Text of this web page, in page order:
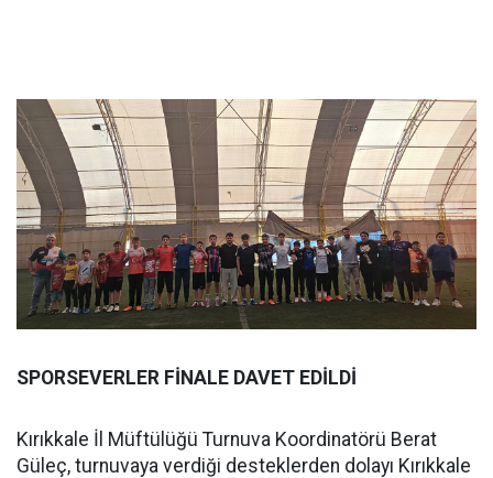
SPORSEVERLER FİNALE DAVET EDİLDİ
Kırıkkale İl Müftülüğü Turnuva Koordinatörü Berat
Güleç, turnuvaya verdiği desteklerden dolayı Kırıkkale